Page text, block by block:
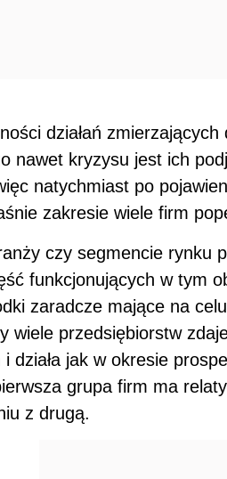
działań
nawet kryzysu jest ich
natychmiast po
zakresie wiele firm
czy segmencie rynku
funkcjonujących w tym
zaradcze mające na
wiele przedsiębiorstw
działa jak w okresie
grupa firm ma
z drugą.